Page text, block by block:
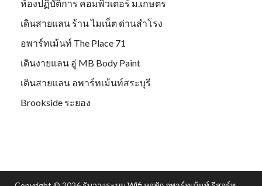
ห้องปฏิบัติการ คอมพิวเตอร์ ม.เกษตร
เดินสายแลน ร้าน ไมเน็ต ด่านสำโรง
อพาร์ทเม้นท์ The Place 71
เดินงายแลน อู่ MB Body Paint
เดินสายแลน อพาร์ทเม้นท์สระบุรี
Brookside ระยอง